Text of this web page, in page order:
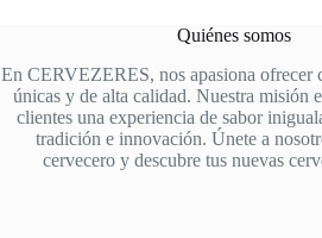
Quiénes somos
En CERVEZERES, nos apasiona ofrecer
únicas y de alta calidad. Nuestra misión
clientes una experiencia de sabor
tradición e innovación. Únete a
cervecero y descubre tus nuevas